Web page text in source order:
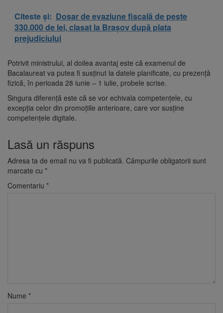
Citeste și: Dosar de evaziune fiscală de peste
330.000 de lei, clasat la Brașov după plata
prejudiciului
Potrivit ministrului, al doilea avantaj este că examenul de
Bacalaureat va putea fi susținut la datele planificate, cu prezenţă
fizică, în perioada 28 iunie – 1 iulie, probele scrise.
Singura diferenţă este că se vor echivala competenţele, cu
excepţia celor din promoţiile anterioare, care vor susţine
competenţele digitale.
Lasă un răspuns
Adresa ta de email nu va fi publicată. Câmpurile obligatorii sunt
marcate cu *
Comentariu *
Nume *